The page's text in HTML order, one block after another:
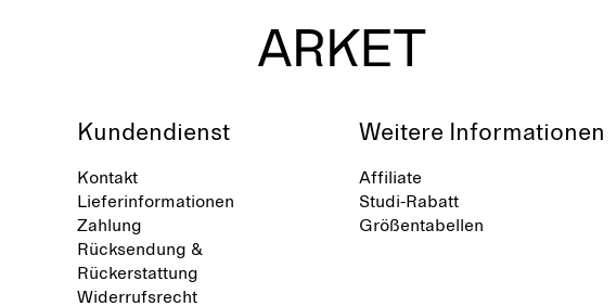
Kundendienst
Kontakt
Lieferinformationen
Zahlung
Rücksendung &
Rückerstattung
Widerrufsrecht
Weitere Informationen
Affiliate
Studi-Rabatt
Größentabellen